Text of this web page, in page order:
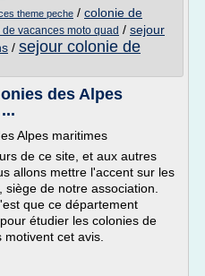
theme peche / colonie de
vacances moto quad / sejour
/ sejour colonie de
des Alpes
Alpes maritimes
de ce site, et aux autres
allons mettre l'accent sur les
de notre association.
que ce département
étudier les colonies de
cet avis.